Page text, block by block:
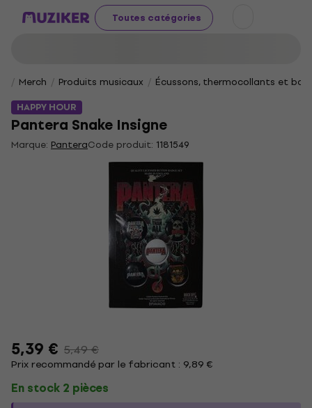
Toutes catégories
Merch Produits musicaux
Écussons, thermocollants et
HAPPY HOUR
Pantera Snake Insigne
Marque: PanteraCode produit: 1181549
5,39 € 5,49 €
Prix recommandé par le fabricant : 9,89 €
En stock 2 pièces